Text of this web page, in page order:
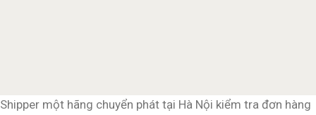
Shipper một hãng chuyển phát tại Hà Nội kiểm tra đơn hàng